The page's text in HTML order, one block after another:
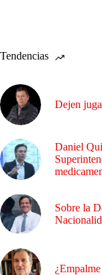
Tendencias
Dejen
Daniel
Sobre la